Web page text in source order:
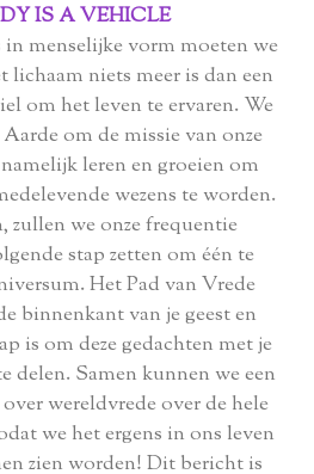
IS A VEHICLE
menselijke vorm moeten we
lichaam niets meer is dan een
om het leven te ervaren. We
om de missie van onze
leren en groeien om
wezens te worden.
zullen we onze frequentie
stap zetten om één te
Het Pad van Vrede
binnenkant van je geest en
is om deze gedachten met je
delen. Samen kunnen we een
wereldvrede over de hele
we het ergens in ons leven
zien worden! Dit bericht is